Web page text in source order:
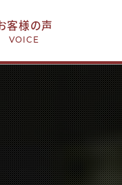
客様の声
VOICE